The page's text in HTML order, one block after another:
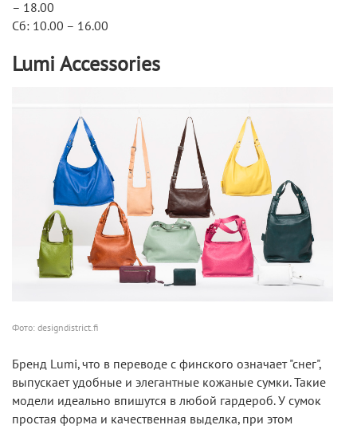
– 18.00
Сб: 10.00 – 16.00
Lumi Accessories
Фото: designdistrict.fi
Бренд Lumi, что в переводе с финского означает "снег",
выпускает удобные и элегантные кожаные сумки. Такие
модели идеально впишутся в любой гардероб. У сумок
простая форма и качественная выделка, при этом